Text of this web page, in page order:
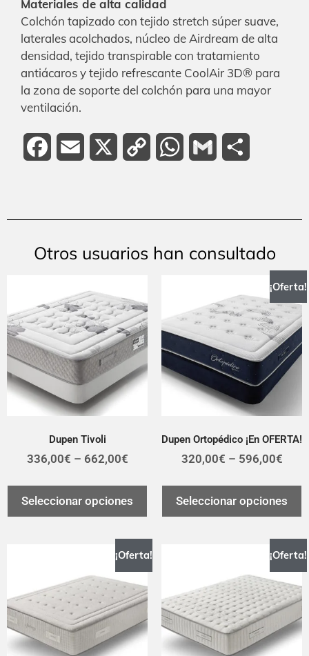
Materiales de alta calidad
Colchón tapizado con tejido stretch súper suave,
laterales acolchados, núcleo de Airdream de alta
densidad, tejido transpirable con tratamiento
antiácaros y tejido refrescante CoolAir 3D® para
la zona de soporte del colchón para una mayor
ventilación.
FacebookEmail
Copy
WhatsApp
Gmail
Otros usuarios han consultado
Dupen Tivoli
336,00€ – 662,00€
Seleccionar opciones
¡Oferta!
Dupen Ortopédico ¡En OFERTA!
320,00€ – 596,00€
Seleccionar opciones
¡Oferta! ¡Oferta!